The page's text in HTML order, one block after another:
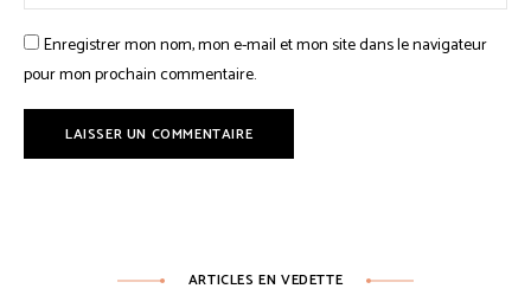
Enregistrer mon nom, mon e-mail et mon site dans le navigateur
pour mon prochain commentaire.
ARTICLES EN VEDETTE